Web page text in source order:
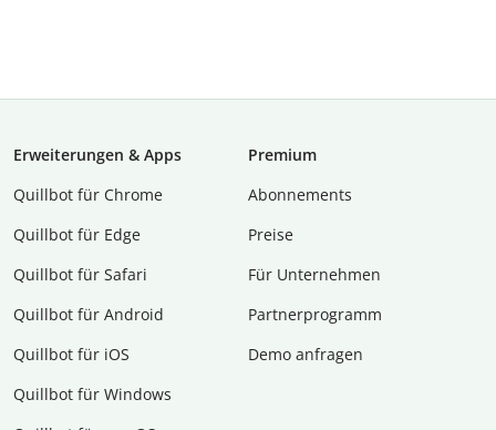
Erweiterungen & Apps
Quillbot für Chrome
Quillbot für Edge
Quillbot für Safari
Quillbot für Android
Quillbot für iOS
Quillbot für Windows
Premium
Abon­ne­ments
Preise
Für Unternehmen
Partnerprogramm
Demo anfragen